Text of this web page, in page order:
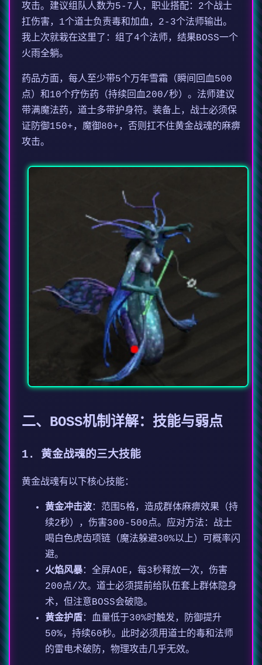
攻击。建议组队人数为5-7人，职业搭配：2个战士
扛伤害，1个道士负责毒和加血，2-3个法师输出。
我上次就栽在这里了：组了4个法师，结果BOSS一个
火雨全躺。
药品方面，每人至少带5个万年雪霜（瞬间回血500
点）和10个疗伤药（持续回血200/秒）。法师建议
带满魔法药，道士多带护身符。装备上，战士必须保
证防御150+，魔御80+，否则扛不住黄金战魂的麻痹
攻击。
二、BOSS机制详解：技能与弱点
1. 黄金战魂的三大技能
黄金战魂有以下核心技能：
黄金冲击波：范围5格，造成群体麻痹效果（持
续2秒），伤害300-500点。应对方法：战士
喝白色虎齿项链（魔法躲避30%以上）可概率闪
避。
火焰风暴：全屏AOE，每3秒释放一次，伤害
200点/次。道士必须提前给队伍套上群体隐身
术，但注意BOSS会破隐。
黄金护盾：血量低于30%时触发，防御提升
50%，持续60秒。此时必须用道士的毒和法师
的雷电术破防，物理攻击几乎无效。